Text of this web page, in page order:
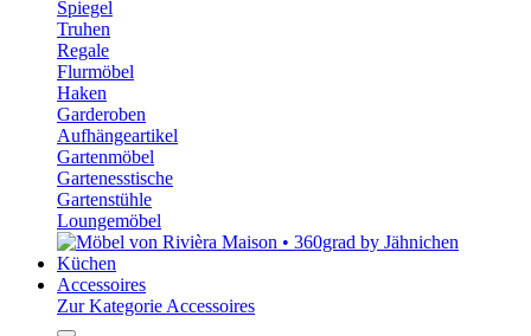
Spiegel
Truhen
Regale
Flurmöbel
Haken
Garderoben
Aufhängeartikel
Gartenmöbel
Gartenesstische
Gartenstühle
Loungemöbel
Küchen
Accessoires
Zur Kategorie Accessoires